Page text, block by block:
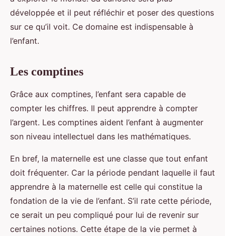
développée et il peut réfléchir et poser des questions
sur ce qu’il voit. Ce domaine est indispensable à
l’enfant.
Les comptines
Grâce aux comptines, l’enfant sera capable de
compter les chiffres. Il peut apprendre à compter
l’argent. Les comptines aident l’enfant à augmenter
son niveau intellectuel dans les mathématiques.
En bref, la maternelle est une classe que tout enfant
doit fréquenter. Car la période pendant laquelle il faut
apprendre à la maternelle est celle qui constitue la
fondation de la vie de l’enfant. S’il rate cette période,
ce serait un peu compliqué pour lui de revenir sur
certaines notions. Cette étape de la vie permet à